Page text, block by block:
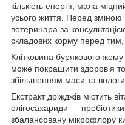
кількість енергії, мала
усього життя. Перед
ветеринара за
складових корму перед тим,
Клітковина бурякового
може покращити здоров'я
збільшенням маси та вологи
Екстракт дріжджів містить
олігосахариди —
збалансовану мікрофлору